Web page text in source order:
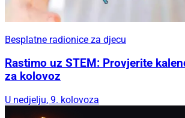
Besplatne radionice za djecu
Rastimo uz STEM: Provjerite
za kolovoz
U nedjelju, 9. kolovoza